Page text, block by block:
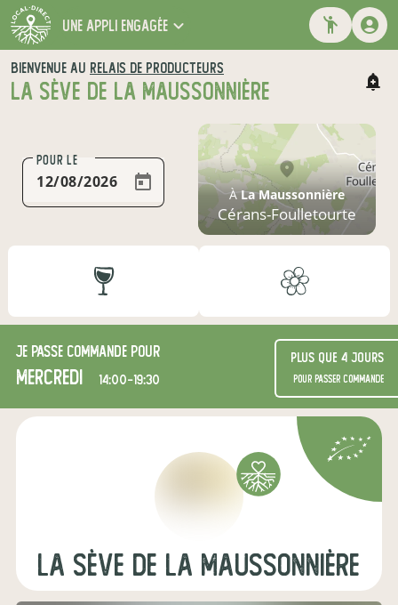
une appli engagée
BIENVENUE AU RELAIS DE PRODUCTEURS
LA SÈVE DE LA MAUSSONNIÈRE
POUR LE
ÀLa Maussonnière
Cérans-Foulletourte
Je passe commande pour
mercredi 14:00-19:30
Plus que 4 jours
pour passer commande
La Sève de la Maussonnière